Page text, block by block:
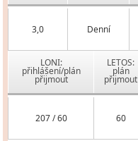
3,0 Denní
LONI:
přihlášení/plán
přijmout
LETOS:
plán
přijmout
207 / 60 60